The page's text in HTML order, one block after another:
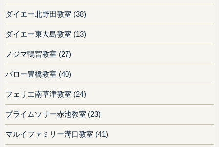
ダイエー北野田教室 (38)
ダイエー東大島教室 (13)
ノジマ鴨宮教室 (27)
バロー豊橋教室 (40)
フェリエ南草津教室 (24)
プライムツリー赤池教室 (23)
マルイファミリー溝口教室 (41)